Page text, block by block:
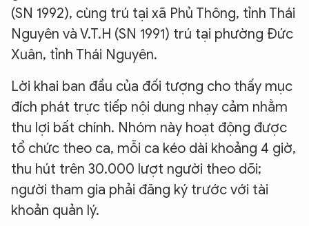
(SN 1992), cùng trú tại xã Phủ Thông, tỉnh Thái
Nguyên và V.T.H (SN 1991) trú tại phường Đức
Xuân, tỉnh Thái Nguyên.
Lời khai ban đầu của đối tượng cho thấy mục
đích phát trực tiếp nội dung nhạy cảm nhằm
thu lợi bất chính. Nhóm này hoạt động được
tổ chức theo ca, mỗi ca kéo dài khoảng 4 giờ,
thu hút trên 30.000 lượt người theo dõi;
người tham gia phải đăng ký trước với tài
khoản quản lý.